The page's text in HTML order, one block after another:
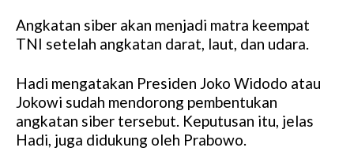
Angkatan siber akan menjadi matra keempat
TNI setelah angkatan darat, laut, dan udara.
Hadi mengatakan Presiden Joko Widodo atau
Jokowi sudah mendorong pembentukan
angkatan siber tersebut. Keputusan itu, jelas
Hadi, juga didukung oleh Prabowo.